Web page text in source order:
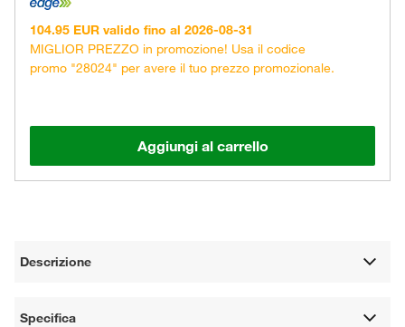
104.95 EUR valido fino al 2026-08-31
MIGLIOR PREZZO in promozione! Usa il codice
promo "28024" per avere il tuo prezzo promozionale.
Aggiungi al carrello
Descrizione
Specifica